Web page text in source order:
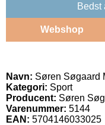
Bedst
Webshop
Navn: Søren Søgaard
Kategori: Sport
Producent: Søren
Varenummer: 5144
EAN: 5704146033025